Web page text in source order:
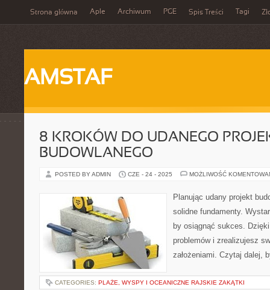
Strona główna Aple Archiwum PGE Spis Treści Tagi
AMSTAF
8 KROKÓW DO UDANEGO
BUDOWLANEGO
POSTED BY ADMIN CZE - 24 - 2025 MOŻLIWOŚĆ
Planując udany projekt
solidne fundamenty.
by osiągnąć sukces.
problemów i zrealizujesz
założeniami. Czytaj dalej,
CATEGORIES: PLAŻE, WYSPY I OCEANICZNE RAJSKIE ZAKĄTKI